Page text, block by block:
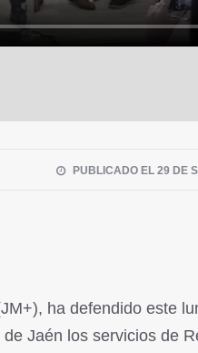
PUBLICADO EL 29 DE
ha defendido este
Jaén los servicios de